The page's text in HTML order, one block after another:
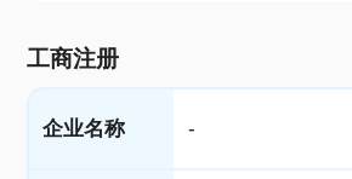
工商注册
企业名称 -